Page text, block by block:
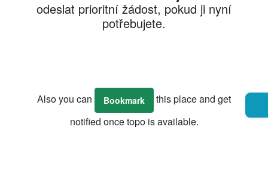
odeslat prioritní žádost, pokud ji nyní
potřebujete.
Also you can Bookmark
this place and get
notified once topo is available.